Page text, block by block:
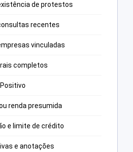
de protestos
recentes
vinculadas
completos
renda presumida
e limite de crédito
e anotações